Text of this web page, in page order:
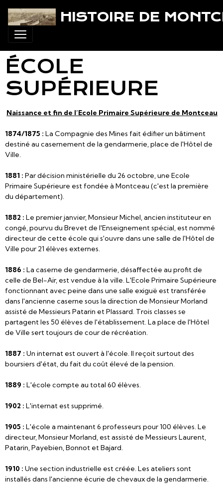
HISTOIRE DE
ÉCOLE
SUPÉRIEURE
Naissance et fin de l’Ecole Primaire Supérieure de Montceau
1874/1875 : La Compagnie des Mines fait édifier un bâtiment
destiné au casernement de la gendarmerie, place de l'Hôtel de
Ville.
1881 : Par décision ministérielle du 26 octobre, une Ecole
Primaire Supérieure est fondée à Montceau (c'est la première
du département).
1882 : Le premier janvier, Monsieur Michel, ancien instituteur en
congé, pourvu du Brevet de l'Enseignement spécial, est nommé
directeur de cette école qui s'ouvre dans une salle de l'Hôtel de
Ville pour 21 élèves externes.
1886 : La caserne de gendarmerie, désaffectée au profit de
celle de Bel-Air, est vendue à la ville. L'Ecole Primaire Supérieure
fonctionnant avec peine dans une salle exiguë est transférée
dans l'ancienne caserne sous la direction de Monsieur Morland
assisté de Messieurs Patarin et Plassard. Trois classes se
partagent les 50 élèves de l'établissement. La place de l'Hôtel
de Ville sert toujours de cour de récréation.
1887 : Un internat est ouvert à l'école. Il reçoit surtout des
boursiers d'état, du fait du coût élevé de la pension.
1889 : L'école compte au total 60 élèves.
1902 : L'internat est supprimé.
1905 : L'école a maintenant 6 professeurs pour 100 élèves. Le
directeur, Monsieur Morland, est assisté de Messieurs Laurent,
Patarin, Payebien, Bonnot et Bajard.
1910 : Une section industrielle est créée. Les ateliers sont
installés dans l'ancienne écurie de chevaux de la gendarmerie.